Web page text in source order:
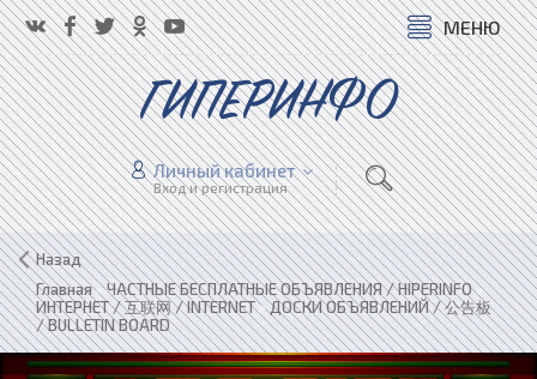
МЕНЮ
ГИПЕРИНФО
Личный кабинет
Вход и регистрация
Назад
Главная»ЧАСТНЫЕ БЕСПЛАТНЫЕ ОБЪЯВЛЕНИЯ / HIPERINFO»
ИНТЕРНЕТ / 互联网 / INTERNET»ДОСКИ ОБЪЯВЛЕНИЙ / 公告板
/ BULLETIN BOARD